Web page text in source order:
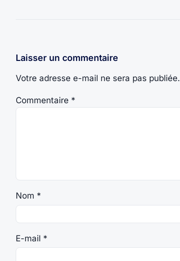
Laisser un commentaire
Votre adresse e-mail ne sera pas publiée.
Commentaire *
Nom *
E-mail *